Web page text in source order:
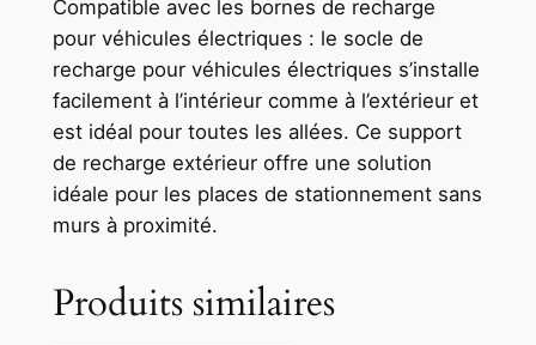
Compatible avec les bornes de recharge
pour véhicules électriques : le socle de
recharge pour véhicules électriques s’installe
facilement à l’intérieur comme à l’extérieur et
est idéal pour toutes les allées. Ce support
de recharge extérieur offre une solution
idéale pour les places de stationnement sans
murs à proximité.
Produits similaires